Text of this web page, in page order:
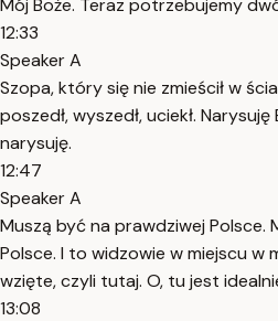
Mój Boże. Teraz potrzebujemy
12:33
Speaker A
Szopa, który się nie zmieścił w
poszedł, wyszedł, uciekł.
narysuję.
12:47
Speaker A
Muszą być na prawdziwej Polsce.
Polsce. I to widzowie w miejscu w
wzięte, czyli tutaj. O, tu jest
13:08